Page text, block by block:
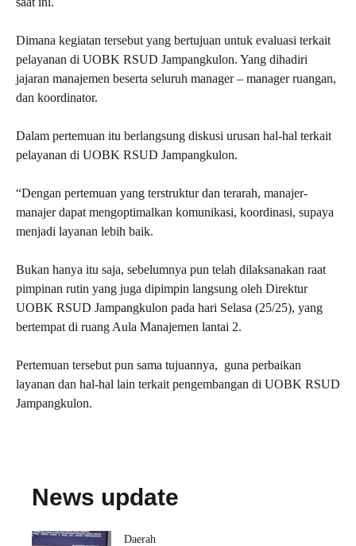
Dimana kegiatan tersebut yang bertujuan untuk evaluasi terkait
pelayanan di UOBK RSUD Jampangkulon. Yang dihadiri
jajaran manajemen beserta seluruh manager – manager ruangan,
dan koordinator.
Dalam pertemuan itu berlangsung diskusi urusan hal-hal terkait
pelayanan di UOBK RSUD Jampangkulon.
“Dengan pertemuan yang terstruktur dan terarah, manajer-
manajer dapat mengoptimalkan komunikasi, koordinasi, supaya
menjadi layanan lebih baik.
Bukan hanya itu saja, sebelumnya pun telah dilaksanakan raat
pimpinan rutin yang juga dipimpin langsung oleh Direktur
UOBK RSUD Jampangkulon pada hari Selasa (25/25), yang
bertempat di ruang Aula Manajemen lantai 2.
Pertemuan tersebut pun sama tujuannya, guna perbaikan
layanan dan hal-hal lain terkait pengembangan di UOBK RSUD
Jampangkulon.
News update
Daerah